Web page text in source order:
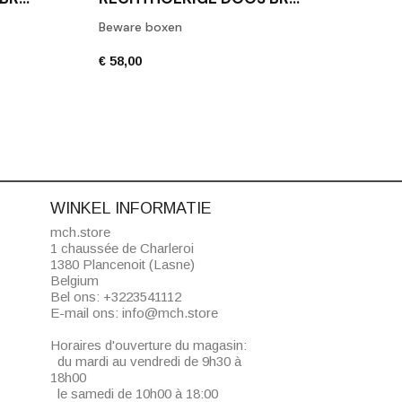
Beware boxen
€ 58,00
WINKEL INFORMATIE
mch.store
1 chaussée de Charleroi
1380 Plancenoit (Lasne)
Belgium
Bel ons: +3223541112
E-mail ons: info@mch.store
Horaires d'ouverture du magasin:
du mardi au vendredi de 9h30 à
18h00
le samedi de 10h00 à 18:00